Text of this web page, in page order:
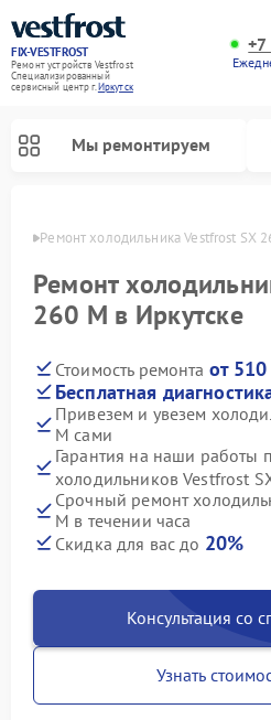
FIX-VESTFROST
Ремонт устройств Vestfrost
Специализированный
cервисный центр г.Иркутск
Мы ремонтируем
Ремонт холодильника Vestfrost SX
Ремонт
260 M в Иркутске
Стоимость ремонта от
Бесплатная
Привезем и увезем
M сами
Гарантия на наши работы
холодильников Vestfrost
Срочный ремонт
M в течении часа
Скидка для вас до 20%
Консультация со
Узнать